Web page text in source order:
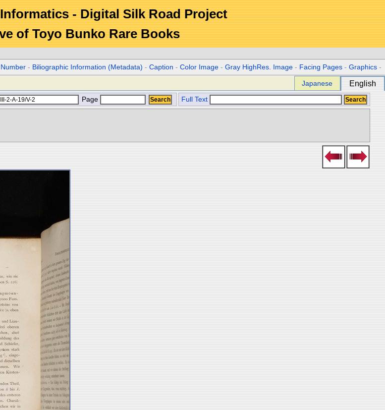
- Digital Silk Road Project
of Toyo Bunko Rare Books
- Biliographic Information (Metadata) -Caption -Color Image -Gray HighRes. Image - Facing Pages -Graphics -
Japanese English
Page Full Text